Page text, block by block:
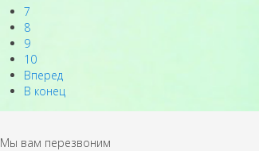
7
8
9
10
Вперед
В конец
Мы вам перезвоним